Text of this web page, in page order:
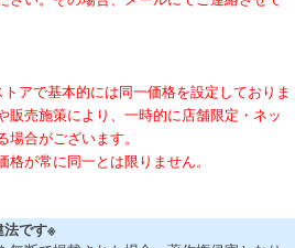
アで基本的には同一価格を設定しておりま
販売施策により、一時的に店舗限定・ネッ
合がございます。
が常に同一とは限りません。
法です※